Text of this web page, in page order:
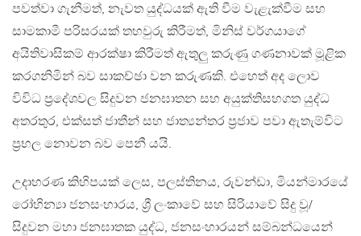
පවත්වා ගැනීමත්, නැවත යුද්ධයක් ඇති වීම වැළැක්වීම සහ
සාමකාමී පරිසරයක් තහවුරු කිරීමත්, මිනිස් වර්ගයාගේ
අයිතිවාසිකම් ආරක්ෂා කිරීමත් ඇතුලු කරුණු ගණනාවක් මූළික
කරගනිමින් බව සාකච්ඡා වන කරුණකි. එහෙත් අද ලොව
විවිධ ප්‍රදේශවල සිදුවන ජනඝාතන සහ අයුක්තිසහගත යුද්ධ
අතරතුර, එක්සත් ජාතීන් සහ ජාත්‍යන්තර ප්‍රජාව පවා ඇතැම්විට
ප්‍රභල නොවන බව පෙනී යයි.
උදාහරණ කිහිපයක් ලෙස, පලස්තිනය, රුවන්ඩා, මියන්මාරයේ
රෝහින්‍යා ජනසංහාරය, ශ්‍රී ලංකාවේ සහ සිරියාවේ සිදු වූ/
සිදුවන මහා ජනඝාතක යුද්ධ, ජනසංහාරයන් සම්බන්ධයෙන්